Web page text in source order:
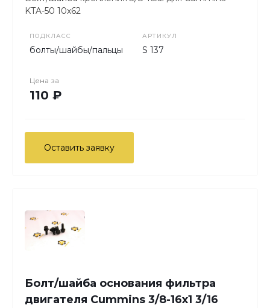
KTA-50 10х62
ПОДКЛАСС
болты/шайбы/пальцы
АРТИКУЛ
S 137
Цена за
110 ₽
Оставить заявку
Болт/шайба основания фильтра
двигателя Cummins 3/8-16х1 3/16